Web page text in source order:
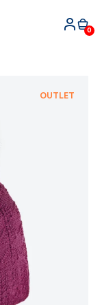
0
OUTLET